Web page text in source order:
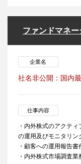
ファンドマネー
企業名
社名非公開：国内
仕事内容
・内外株式のアクテ
の運用及びモニタリン
・顧客への運用報告
・内外株式市場調査業